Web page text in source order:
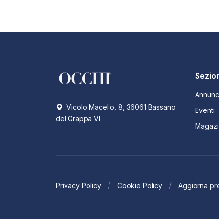
Vicolo Macello, 8, 36061 Bassano
del Grappa VI
Eventi
Privacy Policy Cookie Policy Aggiorna